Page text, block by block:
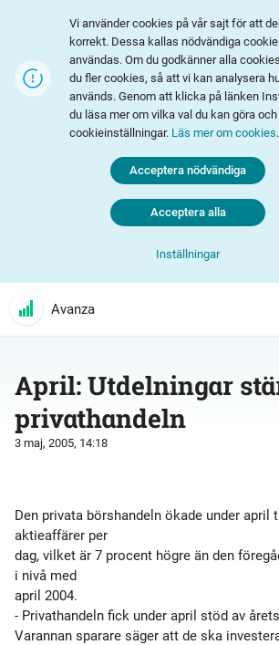
Vi använder cookies på vår sajt för att
korrekt. Dessa kallas nödvändiga
användas. Om du godkänner alla
du fler cookies, så att vi kan analysera
används. Genom att klicka på länken
du läsa mer om vilka val du kan göra
cookieinställningar. Läs mer om cookies.
Inställningar
Acceptera nödvändiga
Acceptera alla
Avanza
April: Utdelningar
privathandeln
3 maj, 2005, 14:18
Den privata börshandeln ökade under april
aktieaffärer per
dag, vilket är 7 procent högre än den
i nivå med
april 2004.
- Privathandeln fick under april stöd av
Varannan sparare säger att de ska